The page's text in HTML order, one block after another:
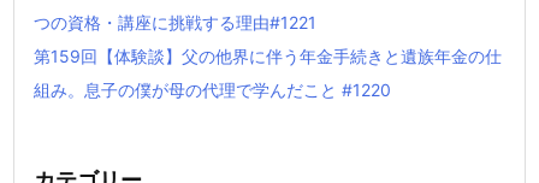
つの資格・講座に挑戦する理由#1221
第159回【体験談】父の他界に伴う年金手続きと遺族年金の仕
組み。息子の僕が母の代理で学んだこと #1220